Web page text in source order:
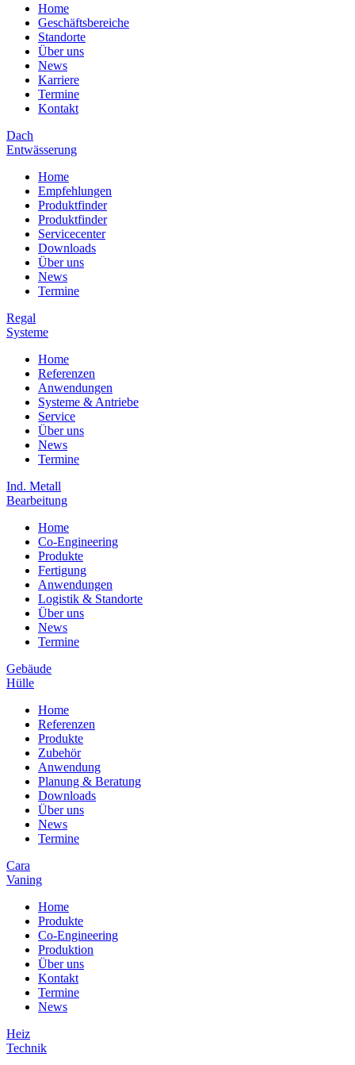
Home
Geschäftsbereiche
Standorte
Über uns
News
Karriere
Termine
Kontakt
Dach
Entwässerung
Home
Empfehlungen
Produktfinder
Produktfinder
Servicecenter
Downloads
Über uns
News
Termine
Regal
Systeme
Home
Referenzen
Anwendungen
Systeme & Antriebe
Service
Über uns
News
Termine
Ind. Metall
Bearbeitung
Home
Co-Engineering
Produkte
Fertigung
Anwendungen
Logistik & Standorte
Über uns
News
Termine
Gebäude
Hülle
Home
Referenzen
Produkte
Zubehör
Anwendung
Planung & Beratung
Downloads
Über uns
News
Termine
Cara
Vaning
Home
Produkte
Co-Engineering
Produktion
Über uns
Kontakt
Termine
News
Heiz
Technik